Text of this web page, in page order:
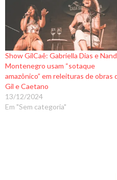
Show GilCaê: Gabriella Dias e
Montenegro usam “sotaque
amazônico” em releituras de obras
Gil e Caetano
13/12/2024
Em "Sem categoria"